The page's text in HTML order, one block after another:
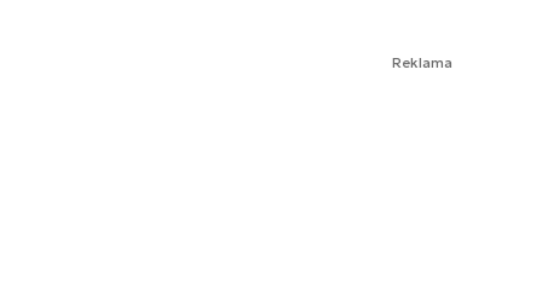
Reklama